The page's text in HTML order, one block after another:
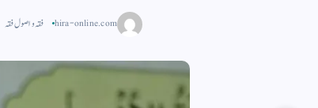
hira-online.com فقہ و اصول فقہ